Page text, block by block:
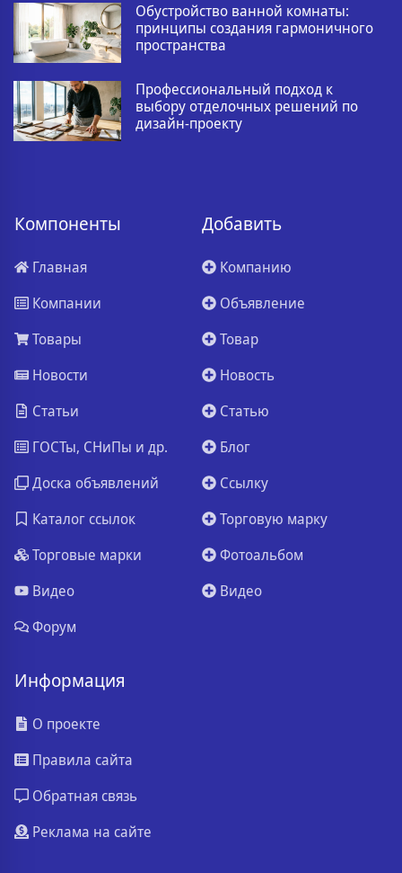
Обустройство ванной комнаты:
принципы создания гармоничного
пространства
Профессиональный подход к
выбору отделочных решений по
дизайн-проекту
Компоненты
Главная
Компании
Товары
Новости
Статьи
ГОСТы, СНиПы и др.
Доска объявлений
Каталог ссылок
Торговые марки
Видео
Форум
Добавить
Компанию
Объявление
Товар
Новость
Статью
Блог
Ссылку
Торговую марку
Фотоальбом
Видео
Информация
О проекте
Правила сайта
Обратная связь
Реклама на сайте